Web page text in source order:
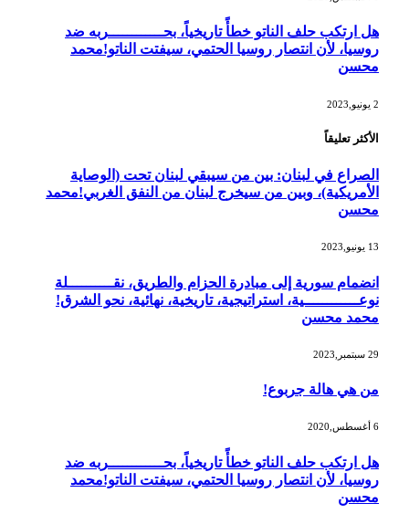
هل ارتكب حلف الناتو خطأً تاريخياً، بحــــــــــــربه ضد
روسيا، لأن انتصار روسيا الحتمي، سيفتت الناتو!محمد
محسن
الأكثر تعليقاً
الصراع في لبنان: بين من سيبقي لبنان تحت (الوصاية
الأمريكية)، وبين من سيخرج لبنان من النفق الغربي!محمد
محسن
13 يونيو,2023
انضمام سورية إلى مبادرة الحزام والطريق، نقــــــــــلة
نوعــــــــــــية، استراتيجية، تاريخية، نهائية، نحو الشرق!
محمد محسن
29 سبتمبر,2023
من هي هالة جربوع!
هل ارتكب حلف الناتو خطأً تاريخياً، بحــــــــــــربه ضد
روسيا، لأن انتصار روسيا الحتمي، سيفتت الناتو!محمد
محسن